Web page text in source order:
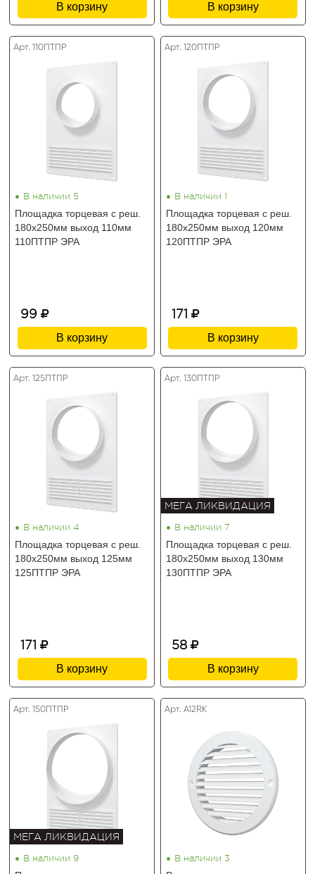
В корзину В корзину
Арт. 110ПТПР
• В наличии 5
Площадка торцевая с реш.
180х250мм выход 110мм
110ПТПР ЭРА
99
В корзину
Арт. 120ПТПР
• В наличии 1
Площадка торцевая с реш.
180х250мм выход 120мм
120ПТПР ЭРА
171
В корзину
Арт. 125ПТПР
• В наличии 4
Площадка торцевая с реш.
180х250мм выход 125мм
125ПТПР ЭРА
171
В корзину
Арт. 130ПТПР
МЕГА ЛИКВИДАЦИЯ
• В наличии 7
Площадка торцевая с реш.
180х250мм выход 130мм
130ПТПР ЭРА
58
В корзину
Арт. 150ПТПР
МЕГА ЛИКВИДАЦИЯ
• В наличии 9
Арт. A12RK
• В наличии 3